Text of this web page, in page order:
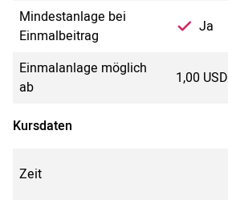
Mindestanlage bei
Einmalbeitrag
Ja
Einmalanlage möglich
ab
1,00 USD
Kursdaten
Zeit